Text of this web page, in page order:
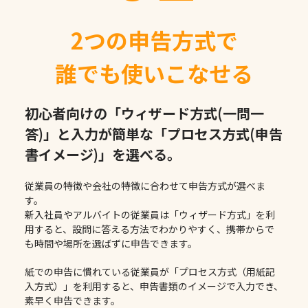
2つの申告方式で
誰でも使いこなせる
初心者向けの「ウィザード方式(一問一
答)」と入力が簡単な「プロセス方式(申告
書イメージ)」を選べる。
従業員の特徴や会社の特徴に合わせて申告方式が選べま
す。
新入社員やアルバイトの従業員は「ウィザード方式」を利
用すると、設問に答える方法でわかりやすく、携帯からで
も時間や場所を選ばずに申告できます。
紙での申告に慣れている従業員が「プロセス方式（用紙記
入方式）」を利用すると、申告書類のイメージで入力でき、
素早く申告できます。